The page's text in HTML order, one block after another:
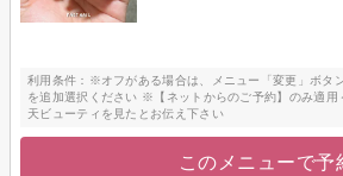
利用条件：※オフがある場合は、メニュー「変更」ボタ
を追加選択ください ※【ネットからのご予約】のみ適用
天ビューティを見たとお伝え下さい
このメニューで予